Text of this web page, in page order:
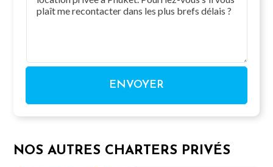
ENVOYER
NOS AUTRES CHARTERS PRIVÉS